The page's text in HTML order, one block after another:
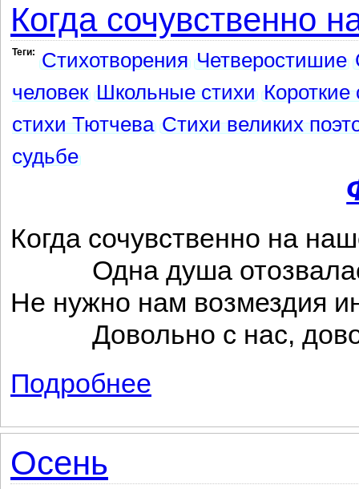
Когда сочувственно
Теги: Стихотворения Четверостишие
человек Школьные стихи Короткие
стихи Тютчева Стихи великих
судьбе
Когда сочувственно на
Одна душа
Не нужно нам возмездия
Довольно с нас,
Подробнее
Осень